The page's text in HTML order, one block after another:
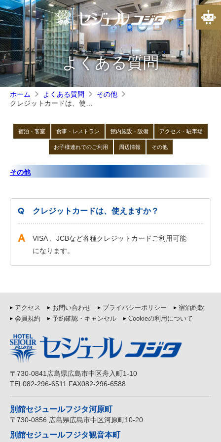
よくある質問
ホーム よくある質問
その他
クレジットカードは、使えますか？
宿泊・客室 食事・レストラン 館内施設・設備 アクセス・駐車場
お子様連れでのご利用 周辺情報 その他
その他
クレジットカードは、使えますか？
VISA 、JCBなど各種クレジットカードご利用可能
になります。
アクセス お問い合わせ プライバシーポリシー
宿泊約款
会員規約
予約確認・キャンセル Cookieの利用について
〒730-0841広島県広島市中区舟入町1-10
TEL082-296-6511 FAX082-296-6588
別館セジュールフジタ河原町
〒730-0856 広島県広島市中区河原町10-20
別館セジュールフジタ観音本町